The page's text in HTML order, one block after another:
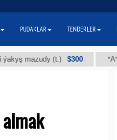
mazudy (t.) $300 "А"
PUDAKLAR TENDERLER